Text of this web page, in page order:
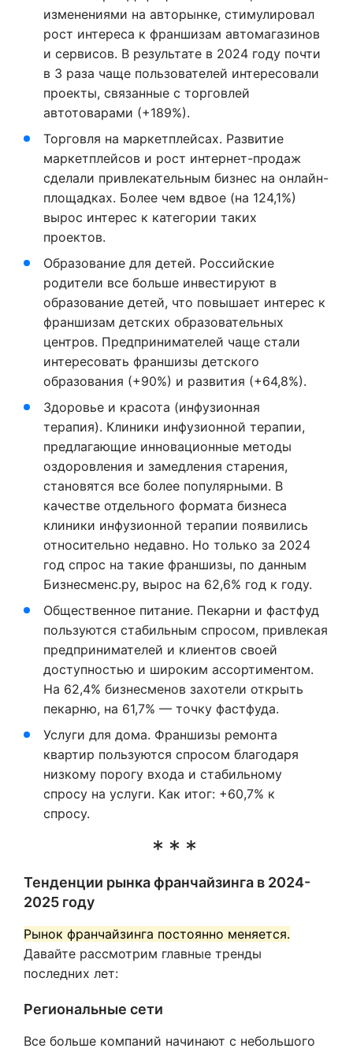
изменениями на авторынке, стимулировал
рост интереса к франшизам автомагазинов
и сервисов. В результате в 2024 году почти
в 3 раза чаще пользователей интересовали
проекты, связанные с торговлей
автотоварами (+189%).
Торговля на маркетплейсах. Развитие
маркетплейсов и рост интернет-продаж
сделали привлекательным бизнес на онлайн-
площадках. Более чем вдвое (на 124,1%)
вырос интерес к категории таких
проектов.
Образование для детей. Российские
родители все больше инвестируют в
образование детей, что повышает интерес к
франшизам детских образовательных
центров. Предпринимателей чаще стали
интересовать франшизы детского
образования (+90%) и развития (+64,8%).
Здоровье и красота (инфузионная
терапия). Клиники инфузионной терапии,
предлагающие инновационные методы
оздоровления и замедления старения,
становятся все более популярными. В
качестве отдельного формата бизнеса
клиники инфузионной терапии появились
относительно недавно. Но только за 2024
год спрос на такие франшизы, по данным
Бизнесменс.ру, вырос на 62,6% год к году.
Общественное питание. Пекарни и фастфуд
пользуются стабильным спросом, привлекая
предпринимателей и клиентов своей
доступностью и широким ассортиментом.
На 62,4% бизнесменов захотели открыть
пекарню, на 61,7% — точку фастфуда.
Услуги для дома. Франшизы ремонта
квартир пользуются спросом благодаря
низкому порогу входа и стабильному
спросу на услуги. Как итог: +60,7% к
спросу.
Тенденции рынка франчайзинга в 2024-
2025 году
Рынок франчайзинга постоянно меняется.
Давайте рассмотрим главные тренды
последних лет:
Региональные сети
Все больше компаний начинают с небольшого